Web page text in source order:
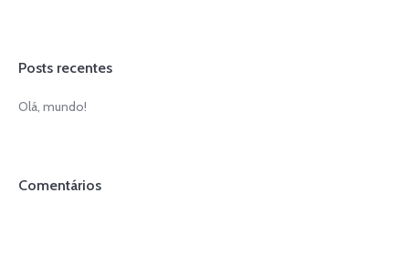
Posts recentes
Olá, mundo!
Comentários